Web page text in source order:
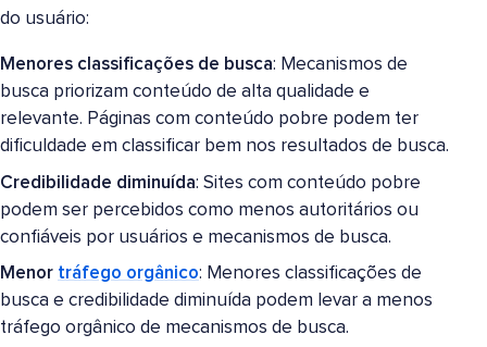
do usuário:
Menores classificações de busca: Mecanismos de
busca priorizam conteúdo de alta qualidade e
relevante. Páginas com conteúdo pobre podem ter
dificuldade em classificar bem nos resultados de busca.
Credibilidade diminuída: Sites com conteúdo pobre
podem ser percebidos como menos autoritários ou
confiáveis por usuários e mecanismos de busca.
Menor tráfego orgânico: Menores classificações de
busca e credibilidade diminuída podem levar a menos
tráfego orgânico de mecanismos de busca.